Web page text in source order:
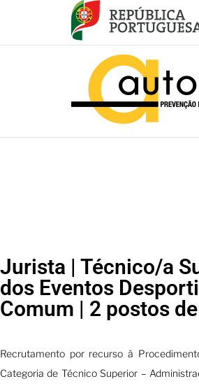
Jurista | Técnico/a
dos Eventos
Comum | 2 postos
Recrutamento por recurso à
Categoria de Técnico Superior –